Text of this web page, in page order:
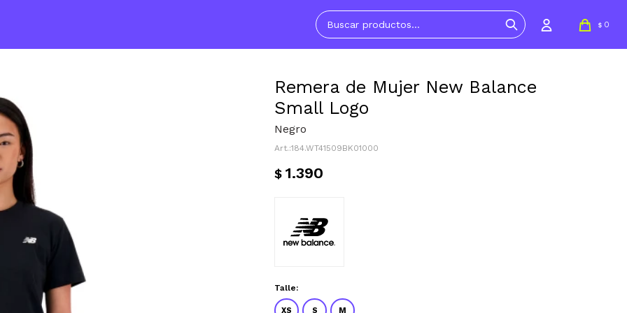
$ 0
Remera de Mujer New Balance
Small Logo
Negro
184.WT41509BK01000
$ 1.390
Talle:
XS S M